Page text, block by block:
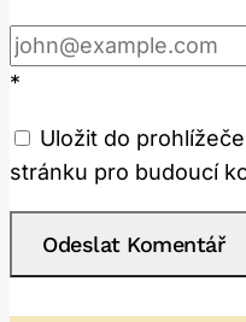
*
Uložit do
stránku pro budoucí